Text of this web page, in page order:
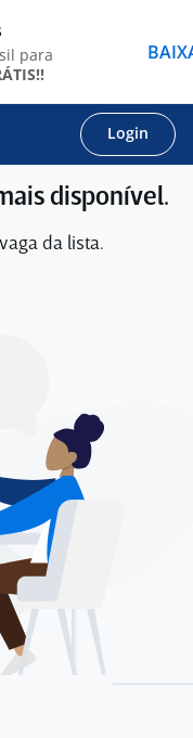
Login
disponível.
da lista.
para